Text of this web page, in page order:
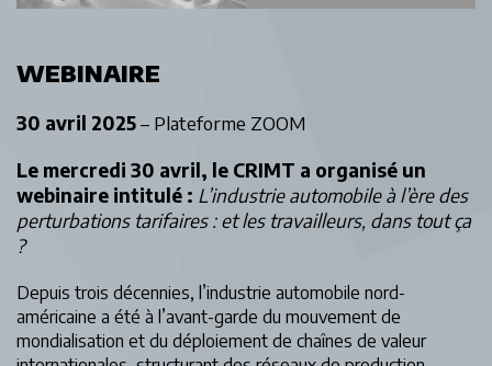
WEBINAIRE
30 avril 2025– Plateforme ZOOM
Le mercredi 30 avril, le CRIMT a organisé un
webinaire intitulé : L’industrie automobile à l’ère des
perturbations tarifaires : et les travailleurs, dans tout ça
?
Depuis trois décennies, l’industrie automobile nord-
américaine a été à l’avant-garde du mouvement de
mondialisation et du déploiement de chaînes de valeur